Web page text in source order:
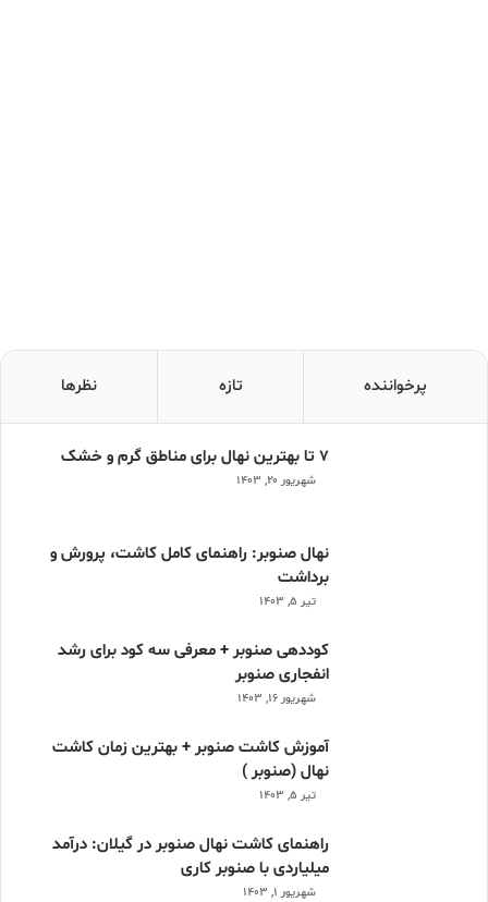
پرخواننده تازه نظرها
۷ تا بهترین نهال برای مناطق گرم و خشک
شهریور ۲۰, ۱۴۰۳
نهال صنوبر: راهنمای کامل کاشت، پرورش و
برداشت
تیر ۵, ۱۴۰۳
کوددهی صنوبر + معرفی سه کود برای رشد
انفجاری صنوبر
شهریور ۱۶, ۱۴۰۳
آموزش کاشت صنوبر + بهترین زمان کاشت
نهال (صنوبر )
تیر ۵, ۱۴۰۳
راهنمای کاشت نهال صنوبر در گیلان: درآمد
میلیاردی با صنوبر کاری
شهریور ۱, ۱۴۰۳